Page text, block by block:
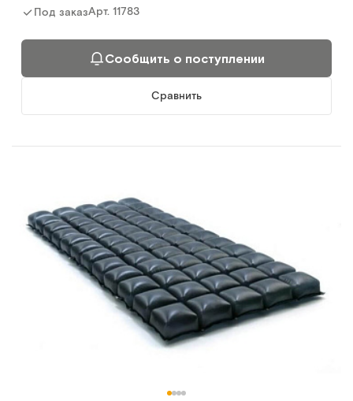
Под заказАрт. 11783
Сообщить о поступлении
Сравнить